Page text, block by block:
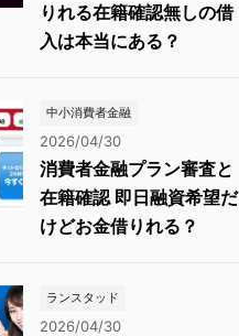
りれる在籍確認無しの借
入は本当にある？
中小消費者金融
2026/04/30
消費者金融プラン審査と
在籍確認 即日融資希望だ
けどお金借りれる？
ランスタッド
2026/04/30